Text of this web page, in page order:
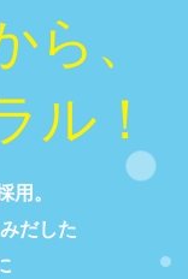
ら、
ル ！
用。
だした